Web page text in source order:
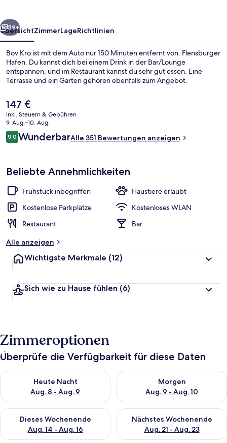
Strand
Weiter
59+
ÜbersichtZimmerLageRichtlinien
Bov Kro ist mit dem Auto nur 150 Minuten entfernt von: Flensburger
Hafen. Du kannst dich bei einem Drink in der Bar/Lounge
entspannen, und im Restaurant kannst du sehr gut essen. Eine
Terrasse und ein Garten gehören ebenfalls zum Angebot.
Der
aktuelle
Preis
beträgt
147 €.
147 €
inkl. Steuern & Gebühren
9. Aug.–10. Aug.
Bewertungen
9,09,0 von 10.
WunderbarAlle 351 Bewertungen anzeigen
Beliebte Annehmlichkeiten
Frühstück inbegriffen
Haustiere erlaubt
Kostenlose Parkplätze
Kostenloses WLAN
Restaurant
Bar
Alle anzeigen
Wichtigste Merkmale (12)
Sich wie zu Hause fühlen (6)
Zimmeroptionen
Überprüfe die Verfügbarkeit für diese Daten
Heute Nacht
Aug. 8 - Aug. 9
Überprüfe die Verfügbarkeit für heute Nacht, Aug. 8 - Aug. 9.
Morgen
Aug. 9 - Aug. 10
Überprüfe die Verfügbarkeit
Dieses Wochenende
Aug. 14 - Aug. 16
Überprüfe die Verfügbarkeit für dieses Wochenende, Aug. 14
Nächstes Wochenende
Aug. 21 - Aug. 23
Überprüfe die Verfügbarkeit